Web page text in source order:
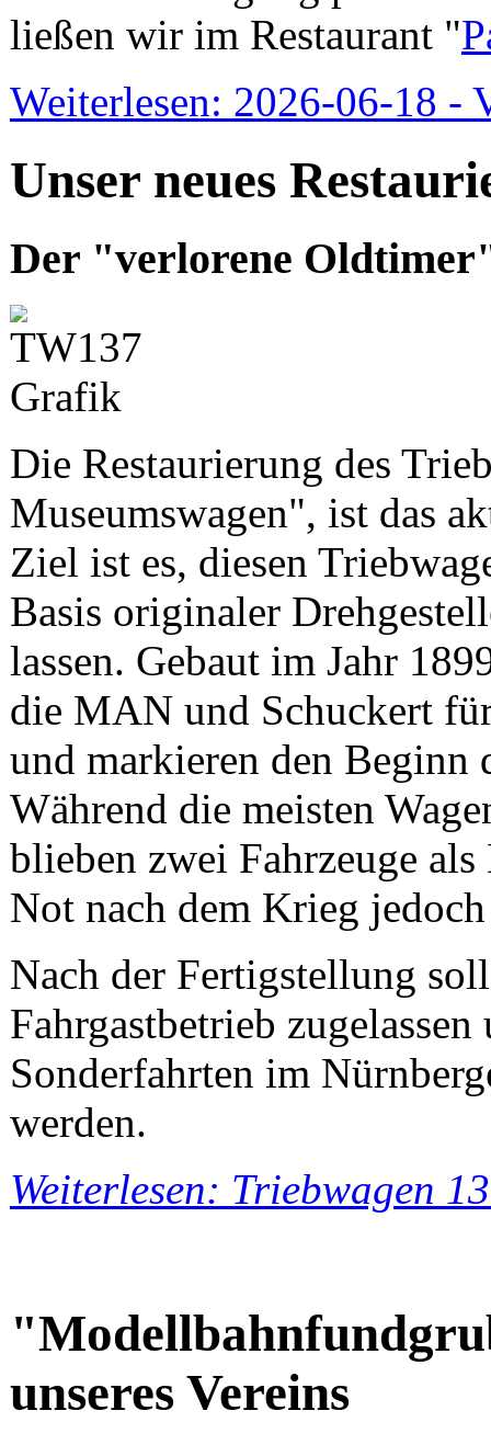
ließen wir im Restaurant "
Weiterlesen: 2026-06-18 -
Unser neues
Der "verlorene
Die Restaurierung des
Museumswagen", ist das
Ziel ist es, diesen
Basis originaler
lassen. Gebaut im Jahr
die MAN und Schuckert
und markieren den Beginn
Während die meisten
blieben zwei Fahrzeuge
Not nach dem Krieg
Nach der Fertigstellung
Fahrgastbetrieb
Sonderfahrten im
werden.
Weiterlesen: Triebwagen
unseres Vereins